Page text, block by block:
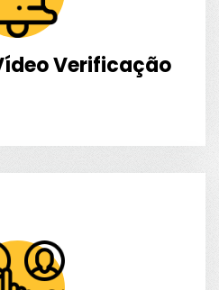
Verificação